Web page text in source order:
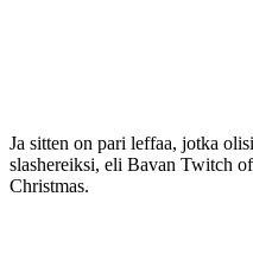
Ja sitten on pari leffaa, jotka
slashereiksi, eli Bavan Twitch
Christmas.